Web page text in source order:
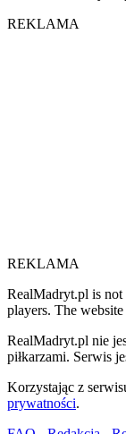
REKLAMA
REKLAMA
RealMadryt.pl is
players. The
RealMadryt.pl nie
piłkarzami. Serwis
Korzystając z
prywatności.